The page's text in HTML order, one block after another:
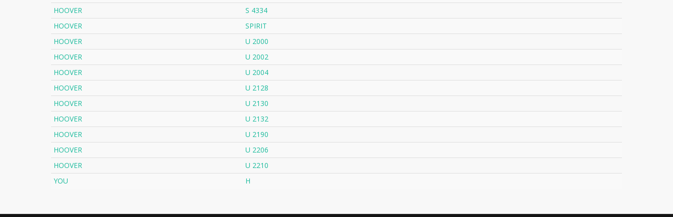
HOOVER
S 4334
HOOVER
SPIRIT
HOOVER
U 2000
HOOVER
U 2002
HOOVER
U 2004
HOOVER
U 2128
HOOVER
U 2130
HOOVER
U 2132
HOOVER
U 2190
HOOVER
U 2206
HOOVER
U 2210
YOU
H